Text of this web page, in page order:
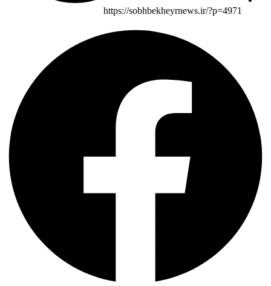
https://sobhbekheyrnews.ir/?p=4971